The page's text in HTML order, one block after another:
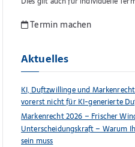
Termin machen
Aktuelles
KI, Duftzwillinge und
vorerst nicht für KI-generierte
Markenrecht 2026 – Frischer
Unterscheidungskraft – Warum
sein muss